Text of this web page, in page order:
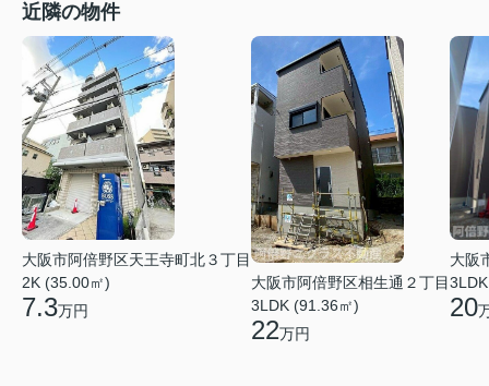
近隣の物件
大阪市阿倍野区天王寺町北３丁目
2K (35.00㎡)
7.3万円
大阪市阿倍野区相生通２丁目
3LDK (91.36㎡)
22万円
大阪
20